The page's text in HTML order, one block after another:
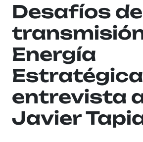
Desafíos de
Energía
Estratégica
entrevista
Javier